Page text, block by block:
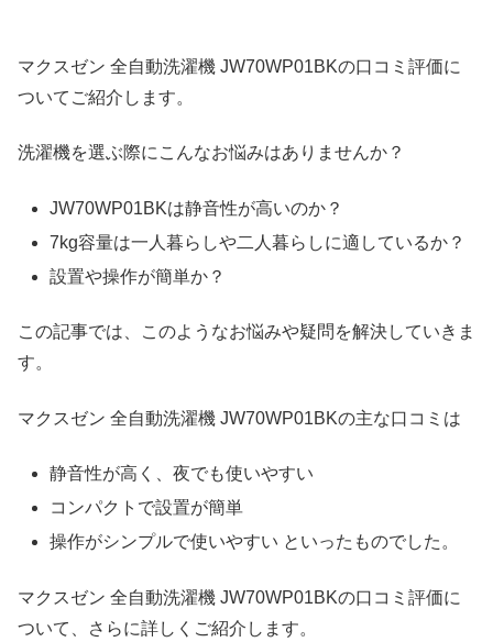
マクスゼン 全自動洗濯機 JW70WP01BKの口コミ評価に
ついてご紹介します。
洗濯機を選ぶ際にこんなお悩みはありませんか？
JW70WP01BKは静音性が高いのか？
7kg容量は一人暮らしや二人暮らしに適しているか？
設置や操作が簡単か？
この記事では、このようなお悩みや疑問を解決していきま
す。
マクスゼン 全自動洗濯機 JW70WP01BKの主な口コミは
静音性が高く、夜でも使いやすい
コンパクトで設置が簡単
操作がシンプルで使いやすい といったものでした。
マクスゼン 全自動洗濯機 JW70WP01BKの口コミ評価に
ついて、さらに詳しくご紹介します。